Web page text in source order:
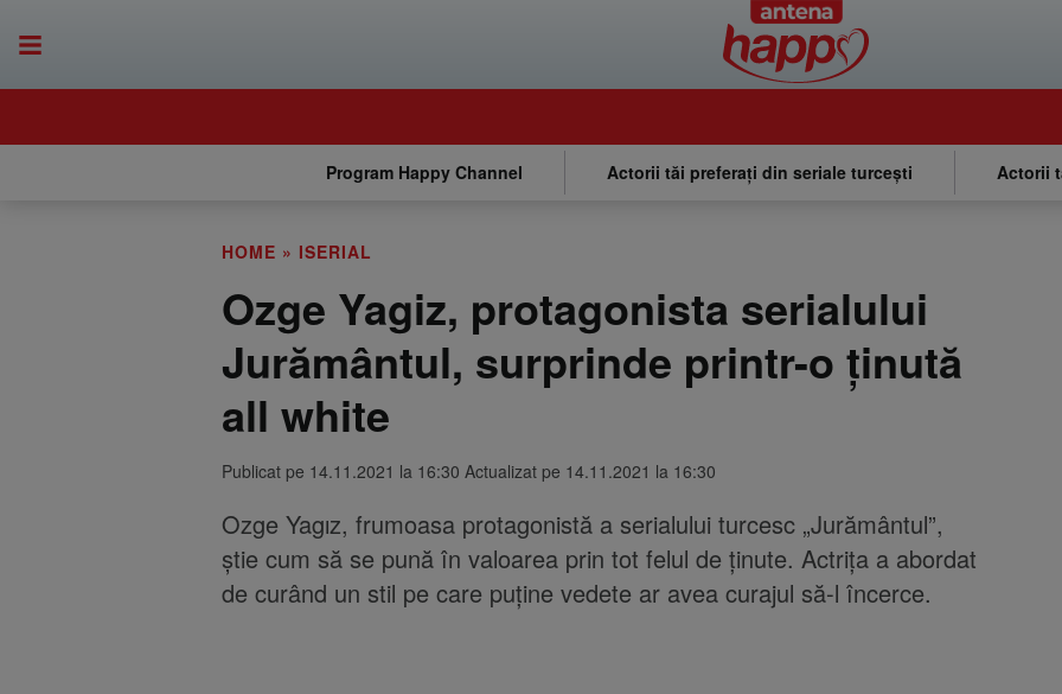
Program Happy Channel Actorii tăi preferați din seriale turcești Actorii
HOME » ISERIAL
Ozge Yagiz, protagonista serialului
Jurământul, surprinde printr-o ținută
all white
Publicat pe 14.11.2021 la 16:30 Actualizat pe 14.11.2021 la 16:30
Ozge Yagız, frumoasa protagonistă a serialului turcesc „Jurământul”,
știe cum să se pună în valoarea prin tot felul de ținute. Actrița a abordat
de curând un stil pe care puține vedete ar avea curajul să-l încerce.